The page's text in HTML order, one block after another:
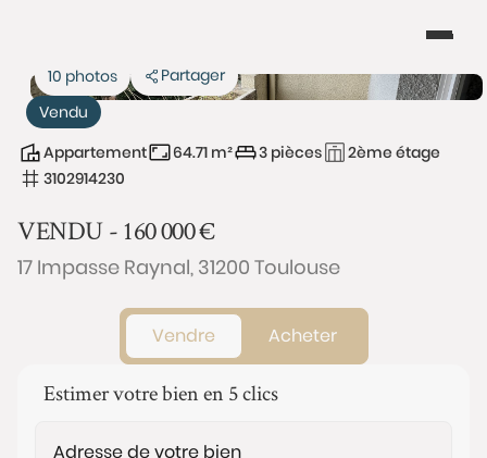
Vendu
10 photos Partager
Appartement 64.71 m² 3 pièces
2ème étage
3102914230
VENDU -160 000€
17 Impasse Raynal, 31200 Toulouse
Vendre Acheter
Estimer votre bien en 5 clics